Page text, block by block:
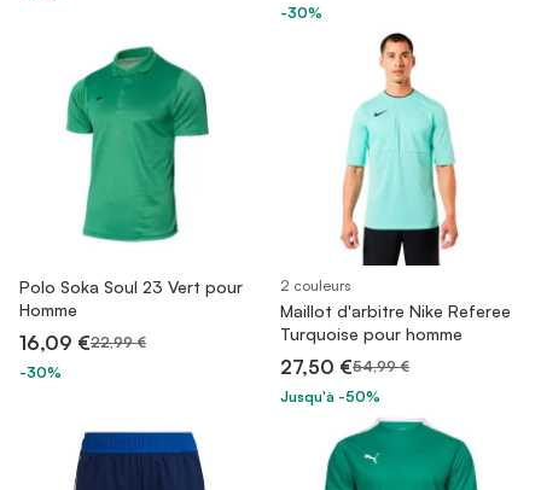
-30%
Polo Soka Soul 23 Vert pour
Homme
16,09 €22,99 €
-30%
2 couleurs
Maillot d'arbitre Nike Referee
Turquoise pour homme
27,50 €54,99 €
Jusqu'à -50%